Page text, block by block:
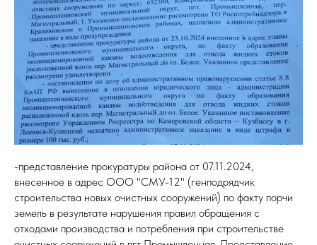
-представление прокуратуры района от 07.11.2024,
внесенное в адрес ООО "СМУ-12" (генподрядчик
строительства новых очистных сооружений) по факту порчи
земель в результате нарушения правил обращения с
отходами производства и потребления при строительстве